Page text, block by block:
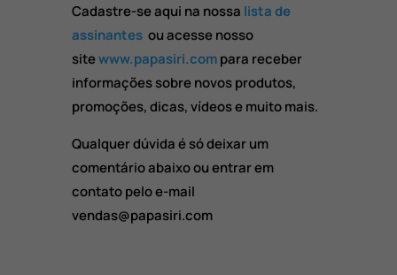
Cadastre-se aqui na nossa lista de
assinantesou acesse nosso
sitewww.papasiri.compara receber
informações sobre novos produtos,
promoções, dicas, vídeos e muito mais.
Qualquer dúvida é só deixar um
comentário abaixo ou entrar em
contato pelo e-mail
vendas@papasiri.com